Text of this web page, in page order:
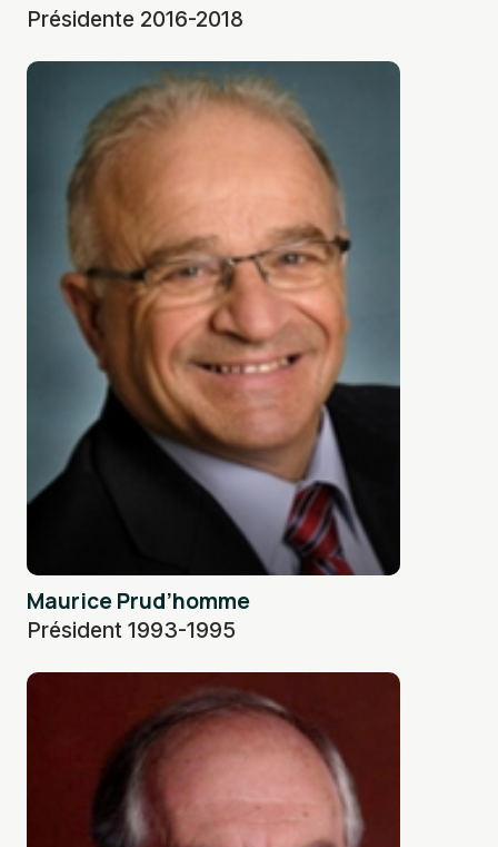
Présidente 2016-2018
Maurice Prud’homme
Président 1993-1995